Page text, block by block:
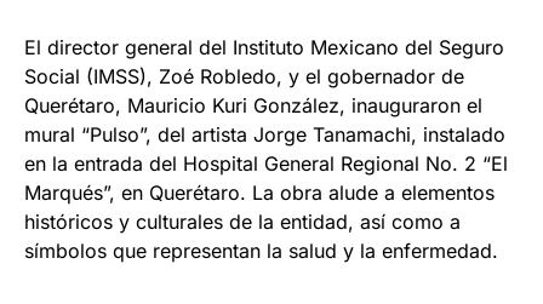
El director general del Instituto Mexicano del Seguro
Social (IMSS), Zoé Robledo, y el gobernador de
Querétaro, Mauricio Kuri González, inauguraron el
mural “Pulso”, del artista Jorge Tanamachi, instalado
en la entrada del Hospital General Regional No. 2 “El
Marqués”, en Querétaro. La obra alude a elementos
históricos y culturales de la entidad, así como a
símbolos que representan la salud y la enfermedad.